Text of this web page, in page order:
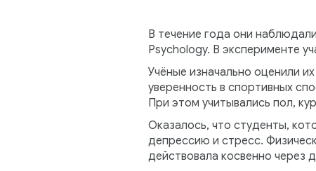
В течение года они
Psychology. В эксперименте
Учёные изначально оценили
уверенность в спортивных
При этом учитывались пол,
Оказалось, что студенты,
депрессию и стресс.
действовала косвенно через